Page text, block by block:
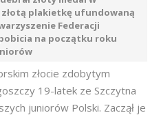
plakietkę ufundowaną
Federacji
na początku roku
złocie zdobytym
19-latek ze Szczytna
juniorów Polski. Zaczął je